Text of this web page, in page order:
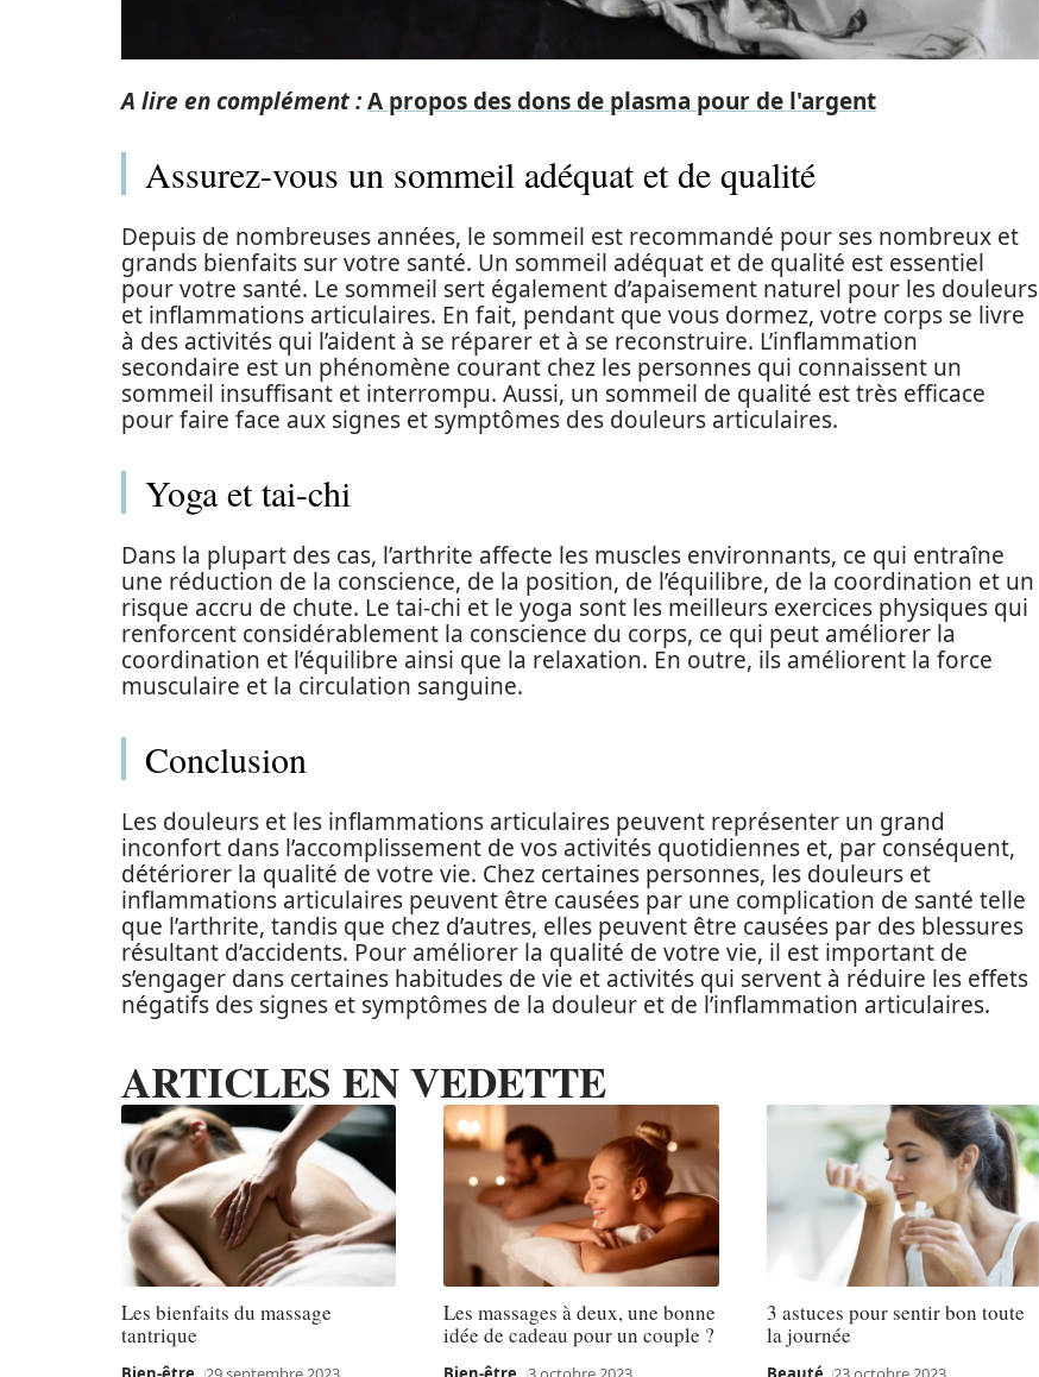
A lire en complément :A propos des dons de plasma pour de l'argent
Assurez-vous un sommeil adéquat et de qualité
Depuis de nombreuses années, le sommeil est recommandé pour ses nombreux et
grands bienfaits sur votre santé. Un sommeil adéquat et de qualité est essentiel
pour votre santé. Le sommeil sert également d’apaisement naturel pour les douleurs
et inflammations articulaires. En fait, pendant que vous dormez, votre corps se livre
à des activités qui l’aident à se réparer et à se reconstruire. L’inflammation
secondaire est un phénomène courant chez les personnes qui connaissent un
sommeil insuffisant et interrompu. Aussi, un sommeil de qualité est très efficace
pour faire face aux signes et symptômes des douleurs articulaires.
Yoga et tai-chi
Dans la plupart des cas, l’arthrite affecte les muscles environnants, ce qui entraîne
une réduction de la conscience, de la position, de l’équilibre, de la coordination et un
risque accru de chute. Le tai-chi et le yoga sont les meilleurs exercices physiques qui
renforcent considérablement la conscience du corps, ce qui peut améliorer la
coordination et l’équilibre ainsi que la relaxation. En outre, ils améliorent la force
musculaire et la circulation sanguine.
Conclusion
Les douleurs et les inflammations articulaires peuvent représenter un grand
inconfort dans l’accomplissement de vos activités quotidiennes et, par conséquent,
détériorer la qualité de votre vie. Chez certaines personnes, les douleurs et
inflammations articulaires peuvent être causées par une complication de santé telle
que l’arthrite, tandis que chez d’autres, elles peuvent être causées par des blessures
résultant d’accidents. Pour améliorer la qualité de votre vie, il est important de
s’engager dans certaines habitudes de vie et activités qui servent à réduire les effets
négatifs des signes et symptômes de la douleur et de l’inflammation articulaires.
ARTICLES EN VEDETTE
Les bienfaits du massage
tantrique
Les massages à deux, une bonne
idée de cadeau pour un couple ?
3 astuces pour sentir bon toute
la journée